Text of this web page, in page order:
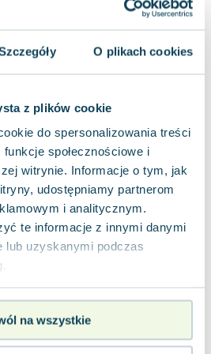
O plikach cookies
z plików cookie
do spersonalizowania treści
społecznościowe i
witrynie. Informacje o tym, jak
udostępniamy partnerom
i analitycznym.
te informacje z innymi danymi
lub uzyskanymi podczas
na wszystkie